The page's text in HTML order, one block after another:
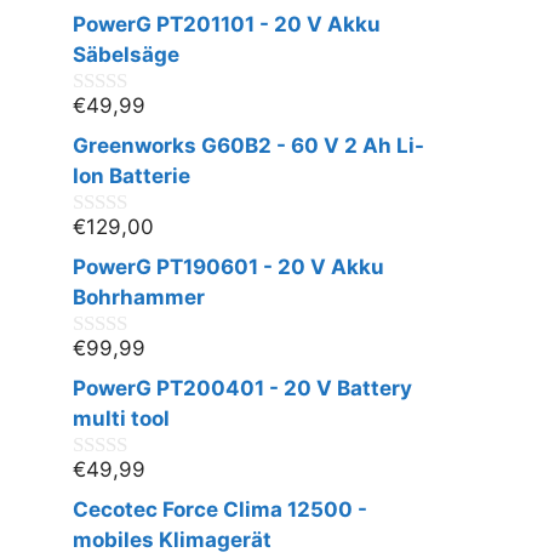
PowerG PT201101 - 20 V Akku
Säbelsäge
0
v
o
n
€49,99
Greenworks G60B2 - 60 V 2 Ah Li-
Ion Batterie
0
v
o
n
€129,00
PowerG PT190601 - 20 V Akku
Bohrhammer
0
v
o
n
€99,99
PowerG PT200401 - 20 V Battery
multi tool
0
v
o
n
€49,99
Cecotec Force Clima 12500 -
mobiles Klimagerät